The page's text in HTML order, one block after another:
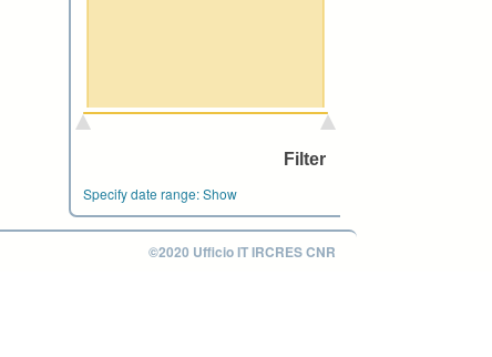
Specify date range:Show
©2020 Ufficio IT IRCRES CNR